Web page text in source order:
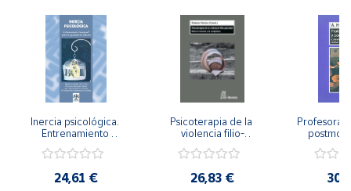
Inercia psicológica.
Entrenamiento
Igualdad de Género.
24,61 €
Psicoterapia de la
violencia filio-
secreto y la
26,83 €